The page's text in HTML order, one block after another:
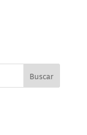
Buscar